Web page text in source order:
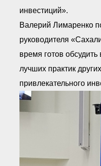
инвестиций».
Валерий Лимаренко
руководителя
время готов
лучших практик
привлекательного